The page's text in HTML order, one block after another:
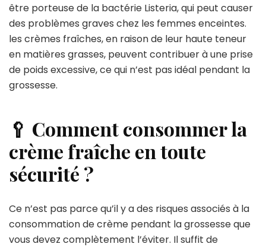
être porteuse de la bactérie Listeria, qui peut causer
des problèmes graves chez les femmes enceintes.
les crèmes fraîches, en raison de leur haute teneur
en matières grasses, peuvent contribuer à une prise
de poids excessive, ce qui n’est pas idéal pendant la
grossesse.
🥄 Comment consommer la
crème fraîche en toute
sécurité ?
Ce n’est pas parce qu’il y a des risques associés à la
consommation de crème pendant la grossesse que
vous devez complètement l’éviter. Il suffit de